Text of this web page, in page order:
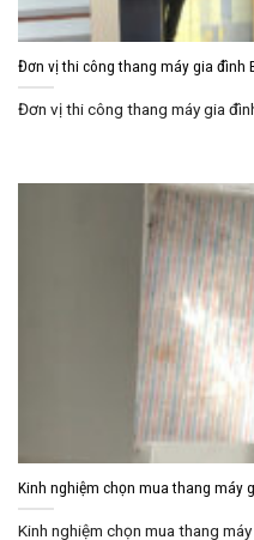
Đơn vị thi công thang máy gia đình
Đơn vị thi công thang máy gia
Kinh nghiệm chọn mua thang máy
Kinh nghiệm chọn mua thang